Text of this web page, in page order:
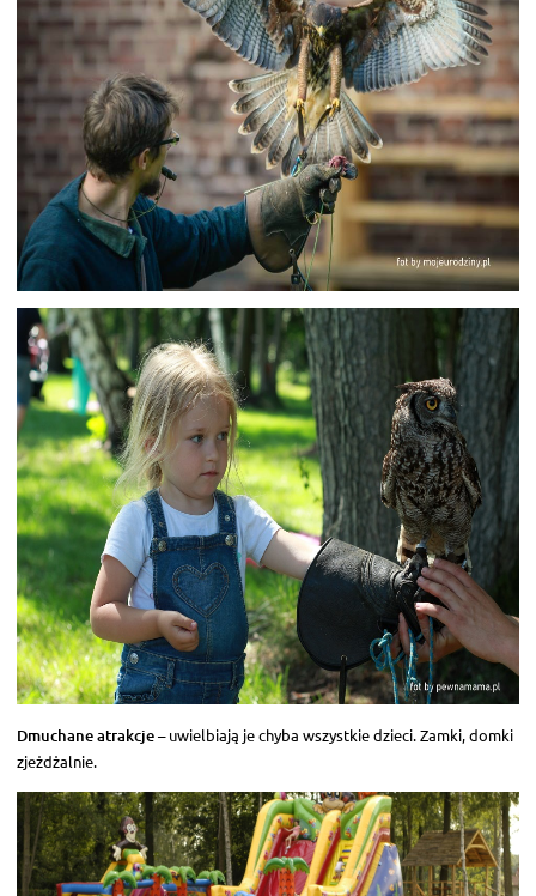
Dmuchane atrakcje– uwielbiają je chyba wszystkie dzieci. Zamki, domki
zjeżdżalnie.